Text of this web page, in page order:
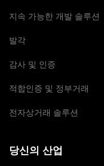
지속 가능한 개발 솔루션
발각
감사 및 인증
적합인증 및 정부거래
전자상거래 솔루션
당신의 산업